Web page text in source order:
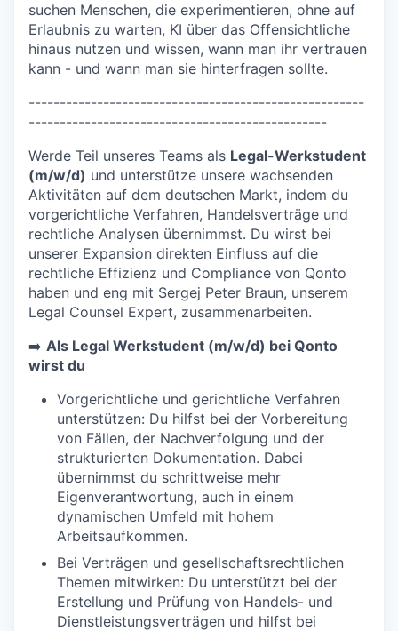
suchen Menschen, die experimentieren, ohne auf
Erlaubnis zu warten, KI über das Offensichtliche
hinaus nutzen und wissen, wann man ihr vertrauen
kann - und wann man sie hinterfragen sollte.
------------------------------------------------------
------------------------------------------------
Werde Teil unseres Teams als Legal-Werkstudent
(m/w/d) und unterstütze unsere wachsenden
Aktivitäten auf dem deutschen Markt, indem du
vorgerichtliche Verfahren, Handelsverträge und
rechtliche Analysen übernimmst. Du wirst bei
unserer Expansion direkten Einfluss auf die
rechtliche Effizienz und Compliance von Qonto
haben und eng mit Sergej Peter Braun, unserem
Legal Counsel Expert, zusammenarbeiten.
➡️ Als Legal Werkstudent (m/w/d) bei Qonto
wirst du
Vorgerichtliche und gerichtliche Verfahren
unterstützen: Du hilfst bei der Vorbereitung
von Fällen, der Nachverfolgung und der
strukturierten Dokumentation. Dabei
übernimmst du schrittweise mehr
Eigenverantwortung, auch in einem
dynamischen Umfeld mit hohem
Arbeitsaufkommen.
Bei Verträgen und gesellschaftsrechtlichen
Themen mitwirken: Du unterstützt bei der
Erstellung und Prüfung von Handels- und
Dienstleistungsverträgen und hilfst bei